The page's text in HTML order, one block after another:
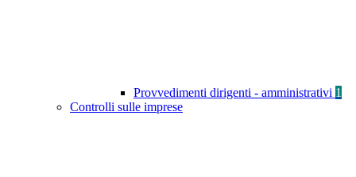
Provvedimenti dirigenti - amministrativi 1
Controlli sulle imprese